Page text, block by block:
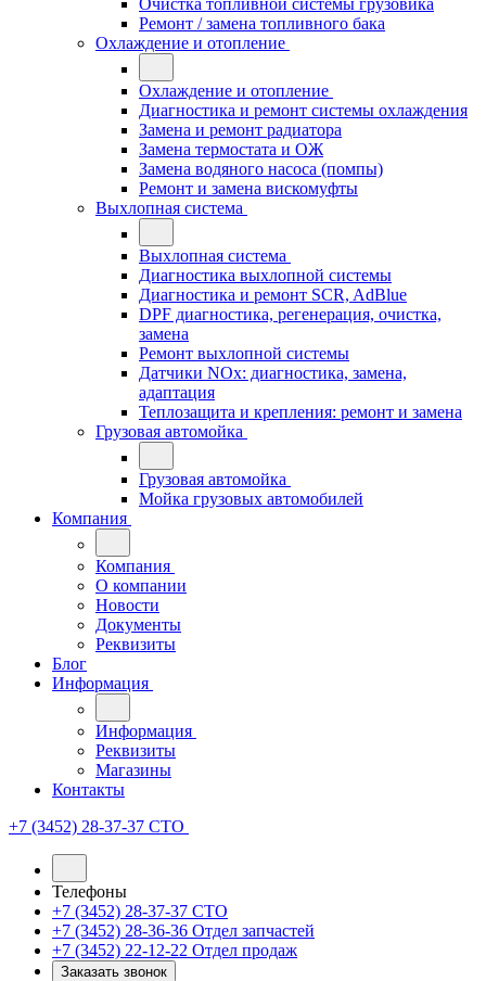
Очистка топливной системы грузовика
Ремонт / замена топливного бака
Охлаждение и отопление
Охлаждение и отопление
Диагностика и ремонт системы охлаждения
Замена и ремонт радиатора
Замена термостата и ОЖ
Замена водяного насоса (помпы)
Ремонт и замена вискомуфты
Выхлопная система
Выхлопная система
Диагностика выхлопной системы
Диагностика и ремонт SCR, AdBlue
DPF диагностика, регенерация, очистка,
замена
Ремонт выхлопной системы
Датчики NOx: диагностика, замена,
адаптация
Теплозащита и крепления: ремонт и замена
Грузовая автомойка
Грузовая автомойка
Мойка грузовых автомобилей
Компания
Компания
О компании
Новости
Документы
Реквизиты
Блог
Информация
Информация
Реквизиты
Магазины
Контакты
+7 (3452) 28-37-37 СТО
Телефоны
+7 (3452) 28-37-37 СТО
+7 (3452) 28-36-36 Отдел запчастей
+7 (3452) 22-12-22 Отдел продаж
Заказать звонок